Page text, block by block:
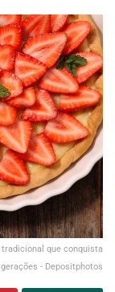
que conquista
gerações - Depositphotos